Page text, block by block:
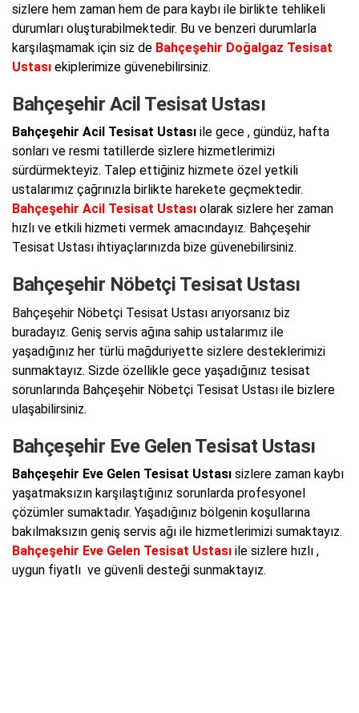
sizlere hem zaman hem de para kaybı ile birlikte tehlikeli
durumları oluşturabilmektedir. Bu ve benzeri durumlarla
karşılaşmamak için siz de Bahçeşehir Doğalgaz Tesisat
Ustası ekiplerimize güvenebilirsiniz.
Bahçeşehir Acil Tesisat Ustası
Bahçeşehir Acil Tesisat Ustası ile gece , gündüz, hafta
sonları ve resmi tatillerde sizlere hizmetlerimizi
sürdürmekteyiz. Talep ettiğiniz hizmete özel yetkili
ustalarımız çağrınızla birlikte harekete geçmektedir.
Bahçeşehir Acil Tesisat Ustası olarak sizlere her zaman
hızlı ve etkili hizmeti vermek amacındayız. Bahçeşehir
Tesisat Ustası ihtiyaçlarınızda bize güvenebilirsiniz.
Bahçeşehir Nöbetçi Tesisat Ustası
Bahçeşehir Nöbetçi Tesisat Ustası arıyorsanız biz
buradayız. Geniş servis ağına sahip ustalarımız ile
yaşadığınız her türlü mağduriyette sizlere desteklerimizi
sunmaktayız. Sizde özellikle gece yaşadığınız tesisat
sorunlarında Bahçeşehir Nöbetçi Tesisat Ustası ile bizlere
ulaşabilirsiniz.
Bahçeşehir Eve Gelen Tesisat Ustası
Bahçeşehir Eve Gelen Tesisat Ustası sizlere zaman kaybı
yaşatmaksızın karşılaştığınız sorunlarda profesyonel
çözümler sumaktadır. Yaşadığınız bölgenin koşullarına
bakılmaksızın geniş servis ağı ile hizmetlerimizi sumaktayız.
Bahçeşehir Eve Gelen Tesisat Ustası ile sizlere hızlı ,
uygun fiyatlı ve güvenli desteği sunmaktayız.